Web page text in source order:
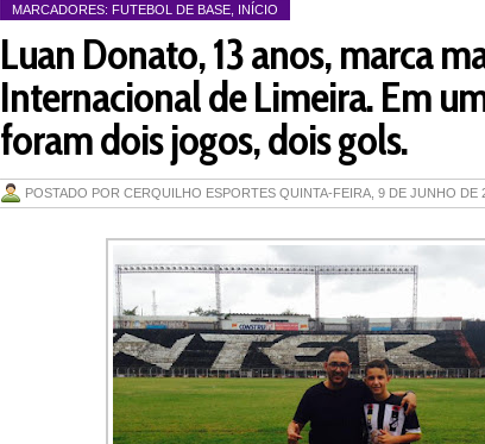
MARCADORES: FUTEBOL DE BASE INÍCIO
Luan Donato, 13 anos, marca
Internacional de Limeira. Em
foram dois jogos, dois gols.
POSTADO POR CERQUILHO ESPORTES QUINTA-FEIRA, 9 DE JUNHO DE